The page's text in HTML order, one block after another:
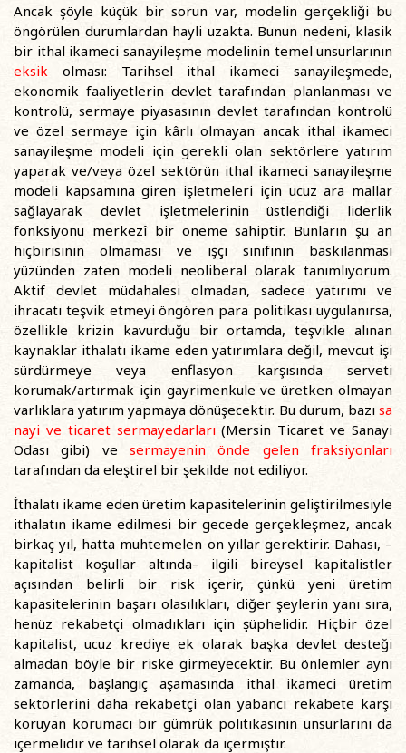
Ancak şöyle küçük bir sorun var, modelin gerçekliği bu
öngörülen durumlardan hayli uzakta. Bunun nedeni, klasik
bir ithal ikameci sanayileşme modelinin temel unsurlarının
eksik olması: Tarihsel ithal ikameci sanayileşmede,
ekonomik faaliyetlerin devlet tarafından planlanması ve
kontrolü, sermaye piyasasının devlet tarafından kontrolü
ve özel sermaye için kârlı olmayan ancak ithal ikameci
sanayileşme modeli için gerekli olan sektörlere yatırım
yaparak ve/veya özel sektörün ithal ikameci sanayileşme
modeli kapsamına giren işletmeleri için ucuz ara mallar
sağlayarak devlet işletmelerinin üstlendiği liderlik
fonksiyonu merkezî bir öneme sahiptir. Bunların şu an
hiçbirisinin olmaması ve işçi sınıfının baskılanması
yüzünden zaten modeli neoliberal olarak tanımlıyorum.
Aktif devlet müdahalesi olmadan, sadece yatırımı ve
ihracatı teşvik etmeyi öngören para politikası uygulanırsa,
özellikle krizin kavurduğu bir ortamda, teşvikle alınan
kaynaklar ithalatı ikame eden yatırımlara değil, mevcut işi
sürdürmeye veya enflasyon karşısında serveti
korumak/artırmak için gayrimenkule ve üretken olmayan
varlıklara yatırım yapmaya dönüşecektir. Bu durum, bazı sa
nayi ve ticaret sermayedarları(Mersin Ticaret ve Sanayi
Odası gibi) ve sermayenin önde gelen fraksiyonları
tarafından da eleştirel bir şekilde not ediliyor.
İthalatı ikame eden üretim kapasitelerinin geliştirilmesiyle
ithalatın ikame edilmesi bir gecede gerçekleşmez, ancak
birkaç yıl, hatta muhtemelen on yıllar gerektirir. Dahası, –
kapitalist koşullar altında– ilgili bireysel kapitalistler
açısından belirli bir risk içerir, çünkü yeni üretim
kapasitelerinin başarı olasılıkları, diğer şeylerin yanı sıra,
henüz rekabetçi olmadıkları için şüphelidir. Hiçbir özel
kapitalist, ucuz krediye ek olarak başka devlet desteği
almadan böyle bir riske girmeyecektir. Bu önlemler aynı
zamanda, başlangıç aşamasında ithal ikameci üretim
sektörlerini daha rekabetçi olan yabancı rekabete karşı
koruyan korumacı bir gümrük politikasının unsurlarını da
içermelidir ve tarihsel olarak da içermiştir.